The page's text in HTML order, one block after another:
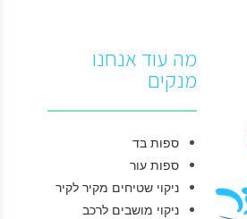
מה עוד אנחנו
מנקים
ספות בד
ספות עור
ניקוי שטיחים מקיר לקיר
ניקוי מושבים לרכב